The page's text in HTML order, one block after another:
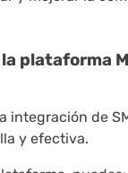
plataforma
integración de
y efectiva.